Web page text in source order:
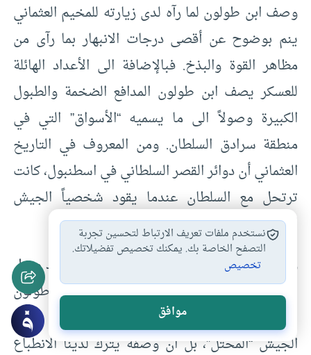
وصف ابن طولون لما رآه لدى زيارته للمخيم العثماني
ينم بوضوح عن أقصى درجات الانبهار بما رآى من
مظاهر القوة والبذخ. فبالإضافة الى الأعداد الهائلة
للعسكر يصف ابن طولون المدافع الضخمة والطبول
الكبيرة وصولاً الى ما يسميه “الأسواق” التي في
منطقة سرادق السلطان. ومن المعروف في التاريخ
العثماني أن دوائر القصر السلطاني في اسطنبول، كانت
ترتحل مع السلطان عندما يقود شخصياً الجيش
العثماني.
وعلى رغم مظاهر القوة والعظمة لجيش كان قد وصل
الى دمشق قبل يوم واحد فقط، لم يخامر ابن طولون
اي شعور بالخوف وهو يتجول في أرجاء مخيم
الجيش “المحتل”، بل ان وصفه يترك لدينا الانطباع
نستخدم ملفات تعريف الارتباط لتحسين تجربة
التصفح الخاصة بك. يمكنك تخصيص تفضيلاتك.
تخصيص
موافق